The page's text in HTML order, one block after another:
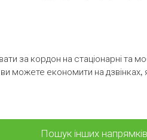
за кордон на стаціонарні та
можете економити на дзвінках,
Пошук інших напрямків